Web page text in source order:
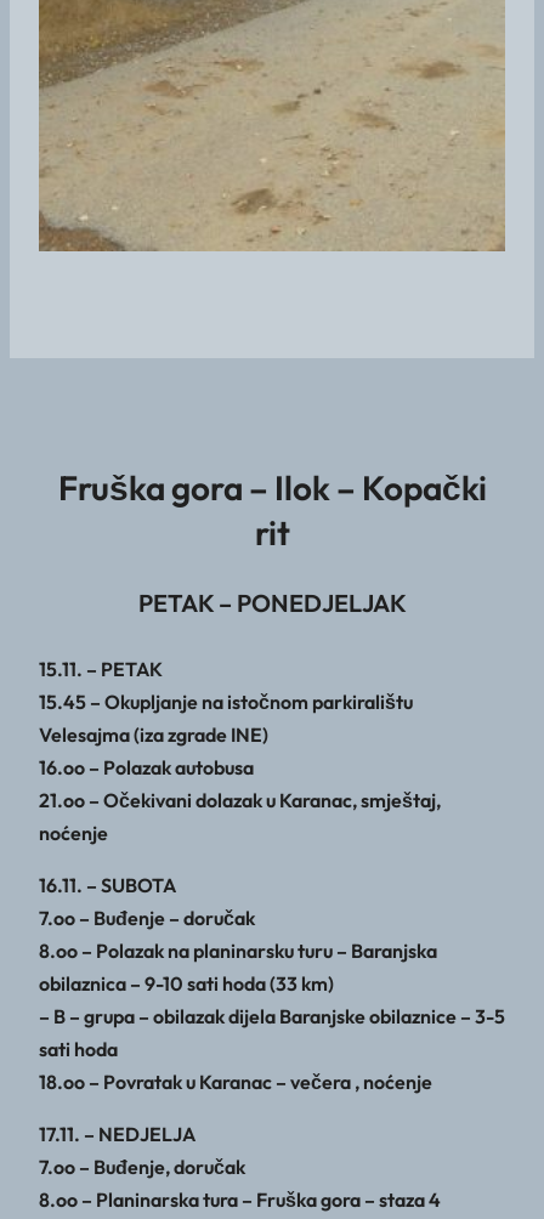
Fruška gora – Ilok – Kopački
rit
PETAK – PONEDJELJAK
15.11. – PETAK
15.45 – Okupljanje na istočnom parkiralištu
Velesajma (iza zgrade INE)
16.oo – Polazak autobusa
21.oo – Očekivani dolazak u Karanac, smještaj,
noćenje
16.11. – SUBOTA
7.oo – Buđenje – doručak
8.oo – Polazak na planinarsku turu – Baranjska
obilaznica – 9-10 sati hoda (33 km)
– B – grupa – obilazak dijela Baranjske obilaznice – 3-5
sati hoda
18.oo – Povratak u Karanac – večera , noćenje
17.11. – NEDJELJA
7.oo – Buđenje, doručak
8.oo – Planinarska tura – Fruška gora – staza 4